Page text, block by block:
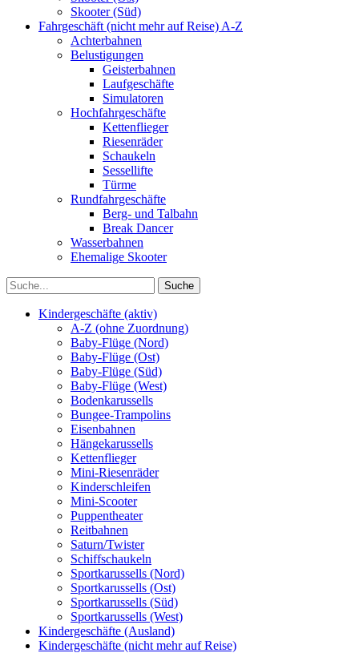
Skooter (Süd)
Fahrgeschäft (nicht mehr auf Reise) A-Z
Achterbahnen
Belustigungen
Geisterbahnen
Laufgeschäfte
Simulatoren
Hochfahrgeschäfte
Kettenflieger
Riesenräder
Schaukeln
Sessellifte
Türme
Rundfahrgeschäfte
Berg- und Talbahn
Break Dancer
Wasserbahnen
Ehemalige Skooter
Kindergeschäfte (aktiv)
A-Z (ohne Zuordnung)
Baby-Flüge (Nord)
Baby-Flüge (Ost)
Baby-Flüge (Süd)
Baby-Flüge (West)
Bodenkarussells
Bungee-Trampolins
Eisenbahnen
Hängekarussells
Kettenflieger
Mini-Riesenräder
Kinderschleifen
Mini-Scooter
Puppentheater
Reitbahnen
Saturn/Twister
Schiffschaukeln
Sportkarussells (Nord)
Sportkarussells (Ost)
Sportkarussells (Süd)
Sportkarussells (West)
Kindergeschäfte (Ausland)
Kindergeschäfte (nicht mehr auf Reise)